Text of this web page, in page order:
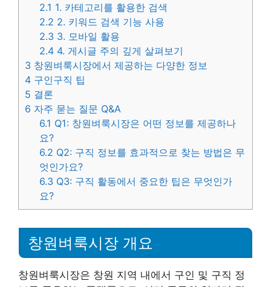
2.1 1. 카테고리를 활용한 검색
2.2 2. 키워드 검색 기능 사용
2.3 3. 모바일 활용
2.4 4. 게시글 주의 깊게 살펴보기
3 창원벼룩시장에서 제공하는 다양한 정보
4 구인구직 팁
5 결론
6 자주 묻는 질문 Q&A
6.1 Q1: 창원벼룩시장은 어떤 정보를 제공하나
요?
6.2 Q2: 구직 정보를 효과적으로 찾는 방법은 무
엇인가요?
6.3 Q3: 구직 활동에서 중요한 팁은 무엇인가
요?
창원벼룩시장 개요
창원벼룩시장은 창원 지역 내에서 구인 및 구직 정